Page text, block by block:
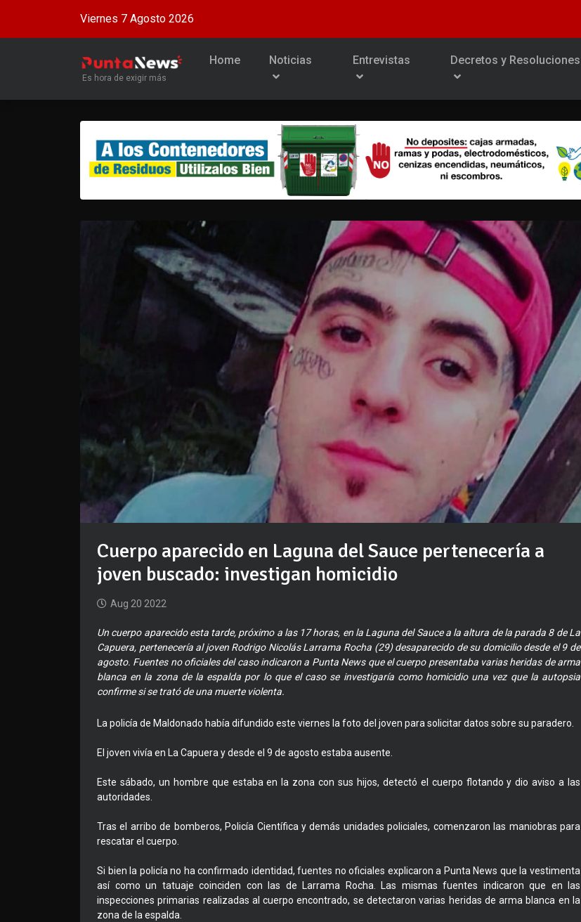
Viernes 7 Agosto 2026
Es hora de exigir más
Home Noticias Entrevistas Decretos y Resoluciones
Cuerpo aparecido en Laguna del Sauce pertenecería a
joven buscado: investigan homicidio
Aug 20 2022
Un cuerpo aparecido esta tarde, próximo a las 17 horas, en la Laguna del Sauce a la altura de la parada 8 de La
Capuera, pertenecería al joven Rodrigo Nicolás Larrama Rocha (29) desaparecido de su domicilio desde el 9 de
agosto. Fuentes no oficiales del caso indicaron a Punta News que el cuerpo presentaba varias heridas de arma
blanca en la zona de la espalda por lo que el caso se investigaría como homicidio una vez que la autopsia
confirme si se trató de una muerte violenta.
La policía de Maldonado había difundido este viernes la foto del joven para solicitar datos sobre su paradero.
El joven vivía en La Capuera y desde el 9 de agosto estaba ausente.
Este sábado, un hombre que estaba en la zona con sus hijos, detectó el cuerpo flotando y dio aviso a las
autoridades.
Tras el arribo de bomberos, Policía Científica y demás unidades policiales, comenzaron las maniobras para
rescatar el cuerpo.
Si bien la policía no ha confirmado identidad, fuentes no oficiales explicaron a Punta News que la vestimenta
así como un tatuaje coinciden con las de Larrama Rocha. Las mismas fuentes indicaron que en las
inspecciones primarias realizadas al cuerpo encontrado, se detectaron varias heridas de arma blanca en la
zona de la espalda.